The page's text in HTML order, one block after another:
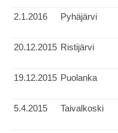
2.1.2016 Pyhäjärvi
20.12.2015 Ristijärvi
19.12.2015 Puolanka
5.4.2015
Taivalkoski